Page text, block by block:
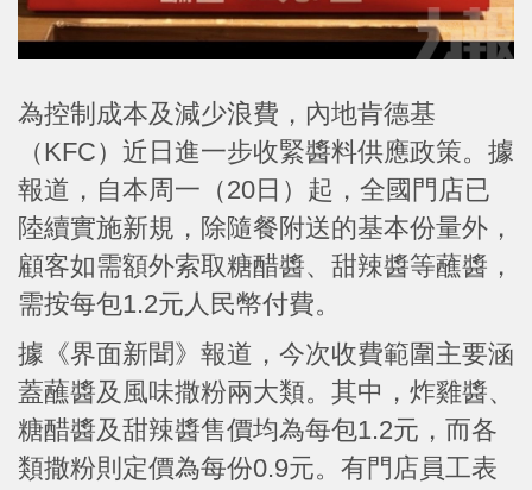
為控制成本及減少浪費，內地肯德基
（KFC）近日進一步收緊醬料供應政策。據
報道，自本周一（20日）起，全國門店已
陸續實施新規，除隨餐附送的基本份量外，
顧客如需額外索取糖醋醬、甜辣醬等蘸醬，
需按每包1.2元人民幣付費。
據《界面新聞》報道，今次收費範圍主要涵
蓋蘸醬及風味撒粉兩大類。其中，炸雞醬、
糖醋醬及甜辣醬售價均為每包1.2元，而各
類撒粉則定價為每份0.9元。有門店員工表